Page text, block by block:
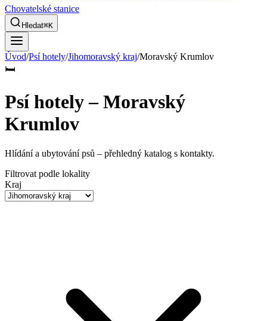
Chovatelské stanice
Hledat⌘K
Úvod/Psí hotely/Jihomoravský kraj/Moravský Krumlov
🛏️
Psí hotely – Moravský
Krumlov
Hlídání a ubytování psů – přehledný katalog s kontakty.
Filtrovat podle lokality
Kraj